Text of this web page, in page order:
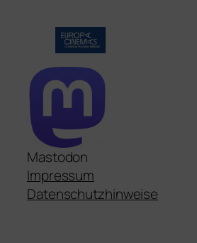
Mastodon
Impressum
Datenschutzhinweise